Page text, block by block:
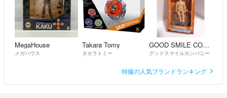
MegaHouse
メガハウス
Takara Tomy
タカラトミー
GOOD SMILE COMPANY
グッドスマイルカンパニー
特撮の人気ブランドランキング